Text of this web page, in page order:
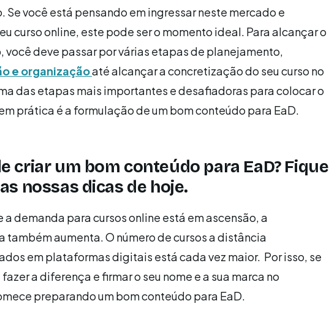
Se você está pensando em ingressar neste mercado e
curso online, este pode ser o momento ideal. Para alcançar o
você deve passar por várias etapas de planejamento,
e organizaçãoaté alcançar a concretização do seu curso no
das etapas mais importantes e desafiadoras para colocar o
prática é a formulação de um bom conteúdo para EaD.
criar um bom conteúdo para EaD? Fique
nossas dicas de hoje.
a demanda para cursos online está em ascensão, a
também aumenta. O número de cursos a distância
em plataformas digitais está cada vez maior. Por isso, se
a diferença e firmar o seu nome e a sua marca no
preparando um bom conteúdo para EaD.